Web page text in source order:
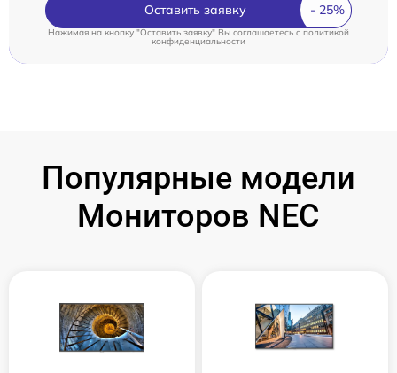
Оставить заявку
Нажимая на кнопку "Оставить заявку" Вы соглашаетесь cполитикой
конфиденциальности
Популярные модели
Мониторов NEC